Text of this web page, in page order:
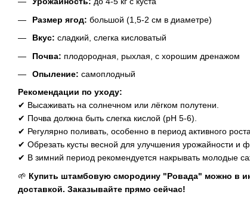
Размер ягод: большой (1,5-2 см в диаметре)
Вкус: сладкий, слегка кисловатый
Почва: плодородная, рыхлая, с хорошим дренажом
Опыление: самоплодный
Рекомендации по уходу:
✔ Высаживать на солнечном или лёгком полутени.
✔ Почва должна быть слегка кислой (pH 5-6).
✔ Регулярно поливать, особенно в период активного
✔ Обрезать кусты весной для улучшения урожайности и
✔ В зимний период рекомендуется накрывать молодые
🌱 Купить штамбовую смородину "Ровада" можно в
доставкой. Заказывайте прямо сейчас!